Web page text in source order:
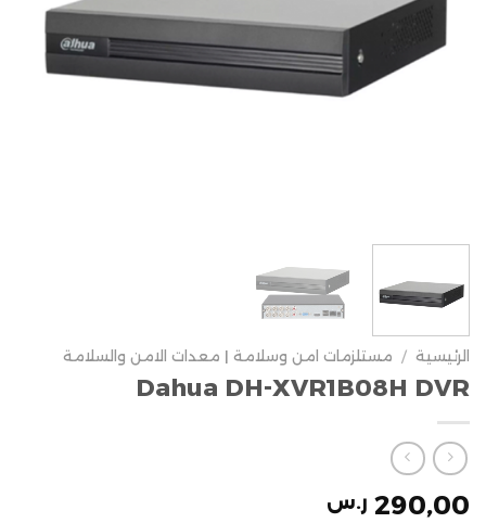
الرئيسية / مستلزمات امن وسلامة | معدات الامن والسلامة
Dahua DH-XVR1B08H DVR
290,00 ر.س